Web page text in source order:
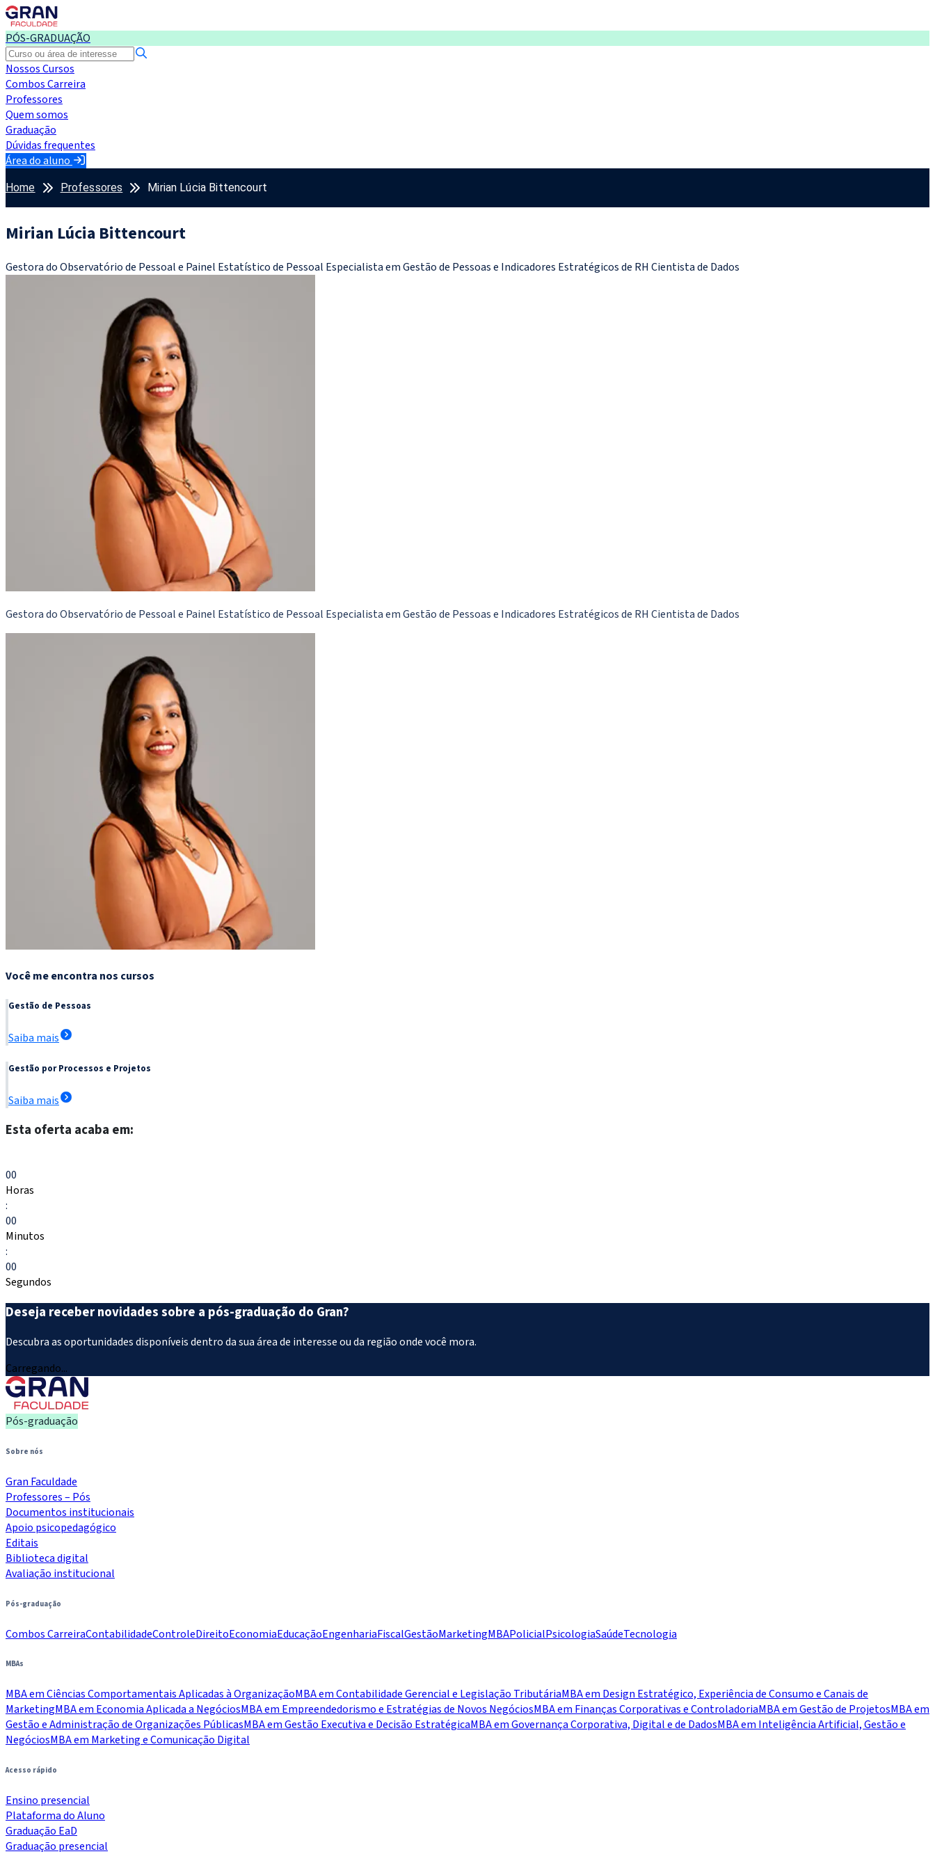
PÓS-GRADUAÇÃO
Nossos Cursos
Combos Carreira
Professores
Quem somos
Graduação
Dúvidas frequentes
Área do aluno
Home Professores Mirian Lúcia Bittencourt
Mirian Lúcia Bittencourt
Gestora do Observatório de Pessoal e Painel Estatístico de Pessoal Especialista em Gestão de Pessoas e Indicadores Estratégicos de RH Cientista de Dados
Gestora do Observatório de Pessoal e Painel Estatístico de Pessoal Especialista em Gestão de Pessoas e Indicadores Estratégicos de RH Cientista de Dados
Você me encontra nos cursos
Gestão de Pessoas
Saiba mais
Gestão por Processos e Projetos
Saiba mais
Esta oferta acaba em:
00
Horas
:
00
Minutos
:
00
Segundos
Deseja receber novidades sobre a pós-graduação do Gran?
Descubra as oportunidades disponíveis dentro da sua área de interesse ou da região onde você mora.
Carregando...
Pós-graduação
Sobre nós
Gran Faculdade
Professores – Pós
Documentos institucionais
Apoio psicopedagógico
Editais
Biblioteca digital
Avaliação institucional
Pós-graduação
Combos CarreiraContabilidadeControleDireitoEconomiaEducaçãoEngenhariaFiscalGestãoMarketingMBAPolicialPsicologiaSaúdeTecnologia
MBAs
MBA em Ciências Comportamentais Aplicadas à OrganizaçãoMBA em Contabilidade Gerencial e Legislação TributáriaMBA em Design Estratégico, Experiência de Consumo e Canais de
MarketingMBA em Economia Aplicada a NegóciosMBA em Empreendedorismo e Estratégias de Novos NegóciosMBA em Finanças Corporativas e ControladoriaMBA em Gestão de ProjetosMBA em
Gestão e Administração de Organizações PúblicasMBA em Gestão Executiva e Decisão EstratégicaMBA em Governança Corporativa, Digital e de DadosMBA em Inteligência Artificial, Gestão e
NegóciosMBA em Marketing e Comunicação Digital
Acesso rápido
Ensino presencial
Plataforma do Aluno
Graduação EaD
Graduação presencial